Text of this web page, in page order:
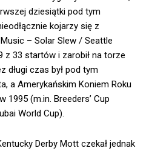
dziesiątki pod tym
kojarzy się z
– Solar Slew / Seattle
z 33 startów i zarobił na torze
długi czas był pod tym
a Amerykańskim Koniem Roku
1995 (m.in. Breeders’ Cup
World Cup).
Derby Mott czekał jednak